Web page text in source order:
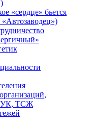
«сердце» бьется
«Автозаводец»)
УК, ТСЖ